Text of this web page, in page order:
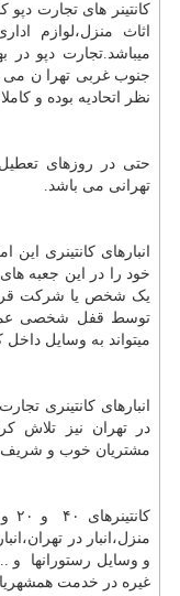
کانتینر های تجارت
اثاث منزل،لوازم
میباشد.تجارت دپو
جنوب غربی تهرا ن می
نظر اتحادیه بوده و
حتی در روزهای
تهرانی می باشد.
انبارهای کانتینری این
خود را در این جعبه
یک شخص یا شرکت
توسط قفل شخصی
میتواند به وسایل
انبارهای کانتینری
در تهران نیز تلاش
مشتریان خوب و شریف
منزل،انبار در
و وسایل رستورانها و
غیره در خدمت